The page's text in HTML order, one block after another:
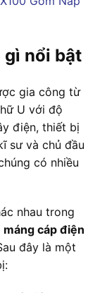
nổi bật
gia công từ
U với độ
điện, thiết bị
sư và chủ đầu
có nhiều
nhau trong
máng cáp điện
đây là một